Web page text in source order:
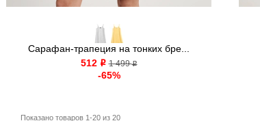
Сарафан-трапеция на тонких бре...
512 o 1 499o
-65%
Показано товаров 1-20 из 20